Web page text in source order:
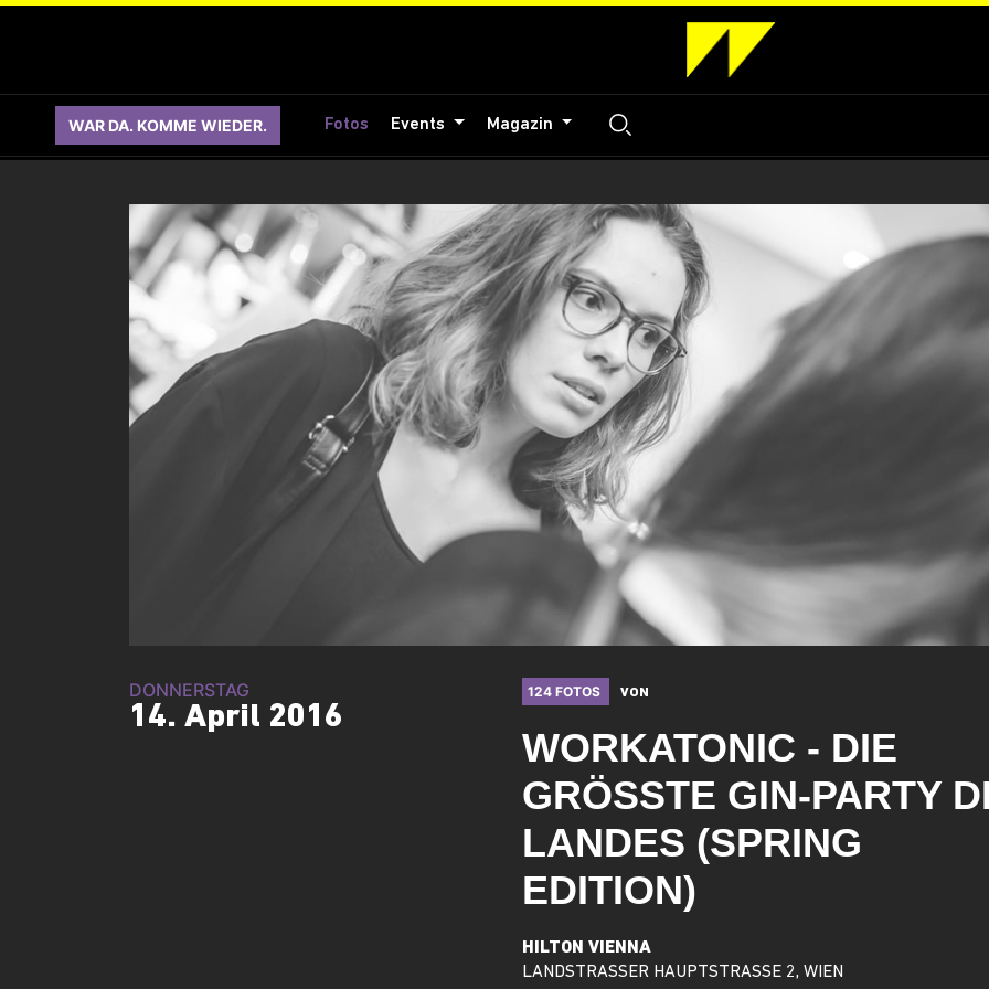
WAR DA. KOMME WIEDER. Fotos Events Magazin
DONNERSTAG
14. April 2016
124 FOTOS VON
WORKATONIC - DIE
GRÖSSTE GIN-PARTY
ANDES (SPRING E
DITION)
HILTON VIENNA
LANDSTRASSER HAUPTSTRASSE 2, WIEN